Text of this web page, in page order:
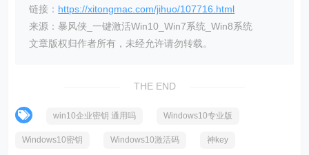
链接： https://xitongmac.com/jihuo/107716.html
来源：暴风侠_一键激活Win10_Win7系统_Win8系统
文章版权归作者所有，未经允许请勿转载。
THE END
win10企业密钥 通用吗 Windows10专业版
Windows10密钥 Windows10激活码 神key